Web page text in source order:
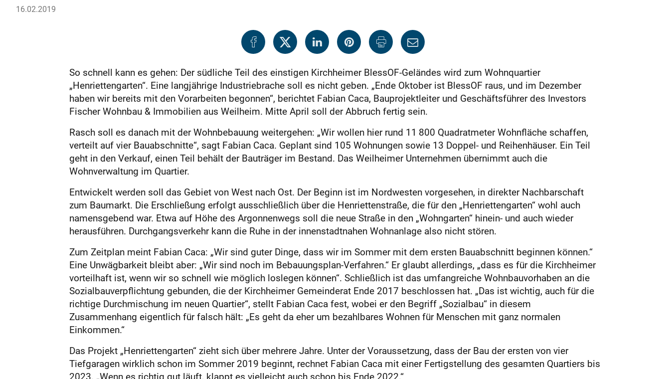
16.02.2019
So schnell kann es gehen: Der südliche Teil des einstigen Kirchheimer Bless­OF-Geländes wird zum Wohnquartier
„Henriettengarten“. Eine langjährige Industriebrache soll es nicht geben. „Ende Oktober ist BlessOF raus, und im Dezember
haben wir bereits mit den Vorarbeiten begonnen“, berichtet Fabian Caca, Bauprojektleiter und Geschäftsführer des Investors
Fischer Wohnbau & Immobilien aus Weilheim. Mitte April soll der Abbruch fertig sein.
Rasch soll es danach mit der Wohnbebauung weitergehen: „Wir wollen hier rund 11 800 Quadratmeter Wohnfläche schaffen,
verteilt auf vier Bauabschnitte“, sagt Fabian Caca. Geplant sind 105 Wohnungen sowie 13 Doppel- und Reihenhäuser. Ein Teil
geht in den Verkauf, einen Teil behält der Bauträger im Bestand. Das Weilheimer Unternehmen übernimmt auch die
Wohnverwaltung im Quartier.
Entwickelt werden soll das Gebiet von West nach Ost. Der Beginn ist im Nordwesten vorgesehen, in direkter Nachbarschaft
zum Baumarkt. Die Erschließung erfolgt ausschließlich über die Henriettenstraße, die für den „Henriettengarten“ wohl auch
namensgebend war. Etwa auf Höhe des Argonnenwegs soll die neue Straße in den „Wohngarten“ hinein- und auch wieder
herausführen. Durchgangsverkehr kann die Ruhe in der innenstadtnahen Wohnanlage also nicht stören.
Zum Zeitplan meint Fabian Caca: „Wir sind guter Dinge, dass wir im Sommer mit dem ersten Bauabschnitt beginnen können.“
Eine Unwägbarkeit bleibt aber: „Wir sind noch im Bebauungsplan-Verfahren.“ Er glaubt allerdings, „dass es für die Kirchheimer
vorteilhaft ist, wenn wir so schnell wie möglich loslegen können“. Schließlich ist das umfangreiche Wohnbauvorhaben an die
Sozialbauverpflichtung gebunden, die der Kirchheimer Gemeinderat Ende 2017 beschlossen hat. „Das ist wichtig, auch für die
richtige Durchmischung im neuen Quartier“, stellt Fabian Caca fest, wobei er den Begriff „Sozialbau“ in diesem
Zusammenhang eigentlich für falsch hält: „Es geht da eher um bezahlbares Wohnen für Menschen mit ganz normalen
Einkommen.“
Das Projekt „Henriettengarten“ zieht sich über mehrere Jahre. Unter der Voraussetzung, dass der Bau der ersten von vier
Tiefgaragen wirklich schon im Sommer 2019 beginnt, rechnet Fabian Caca mit einer Fertigstellung des gesamten Quartiers bis